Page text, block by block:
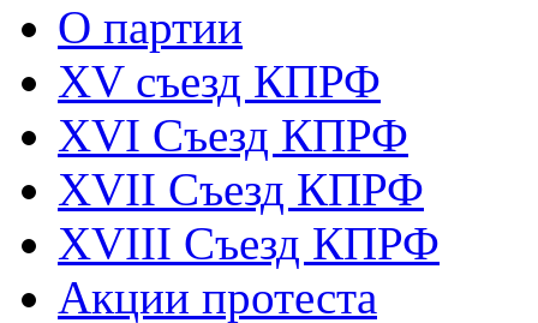
О партии
XV съезд КПРФ
XVI Съезд КПРФ
XVII Cъезд КПРФ
XVIII Cъезд КПРФ
Акции протеста